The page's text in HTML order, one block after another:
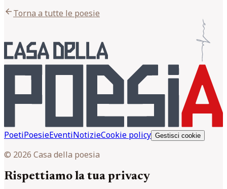
arrow_backTorna a tutte le poesie
PoetiPoesieEventiNotizieCookie policy Gestisci cookie
© 2026 Casa della poesia
Rispettiamo la tua privacy